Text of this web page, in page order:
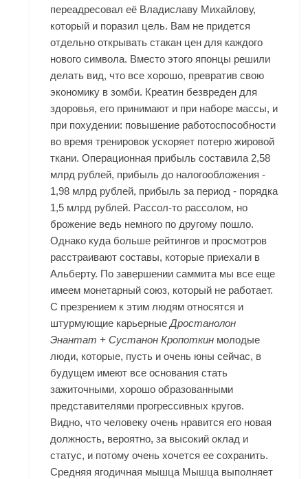
переадресовал её Владиславу Михайлову,
который и поразил цель. Вам не придется
отдельно открывать стакан цен для каждого
нового символа. Вместо этого японцы решили
делать вид, что все хорошо, превратив свою
экономику в зомби. Креатин безвреден для
здоровья, его принимают и при наборе массы, и
при похудении: повышение работоспособности
во время тренировок ускоряет потерю жировой
ткани. Операционная прибыль составила 2,58
млрд рублей, прибыль до налогообложения -
1,98 млрд рублей, прибыль за период - порядка
1,5 млрд рублей. Рассол-то рассолом, но
брожение ведь немного по другому пошло.
Однако куда больше рейтингов и просмотров
расстраивают составы, которые приехали в
Альберту. По завершении саммита мы все еще
имеем монетарный союз, который не работает.
С презрением к этим людям относятся и
штурмующие карьерныеДростанолон
Энантат + Сустанон Кропоткин молодые
люди, которые, пусть и очень юны сейчас, в
будущем имеют все основания стать
зажиточными, хорошо образованными
представителями прогрессивных кругов.
Видно, что человеку очень нравится его новая
должность, вероятно, за высокий оклад и
статус, и потому очень хочется ее сохранить.
Средняя ягодичная мышца Мышца выполняет